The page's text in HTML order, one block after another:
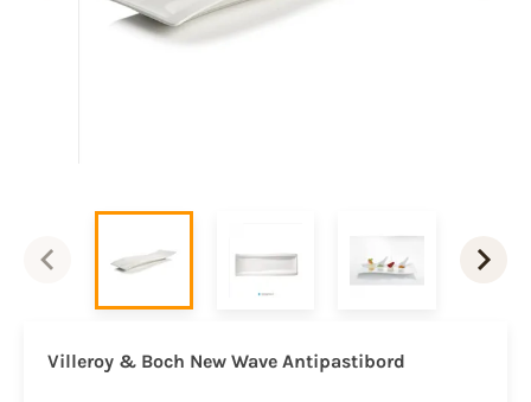
Villeroy & Boch New Wave Antipastibord